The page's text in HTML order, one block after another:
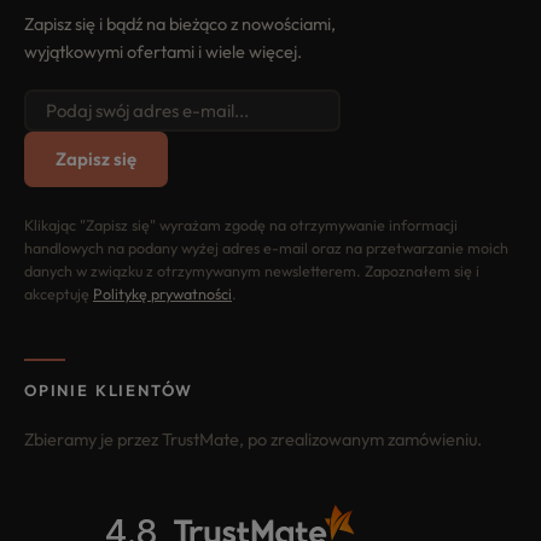
Zapisz się i bądź na bieżąco z nowościami,
wyjątkowymi ofertami i wiele więcej.
Zapisz się
Klikając "Zapisz się" wyrażam zgodę na otrzymywanie informacji
handlowych na podany wyżej adres e-mail oraz na przetwarzanie moich
danych w związku z otrzymywanym newsletterem. Zapoznałem się i
akceptuję Politykę prywatności
OPINIE KLIENTÓW
Zbieramy je przez TrustMate, po zrealizowanym zamówieniu.